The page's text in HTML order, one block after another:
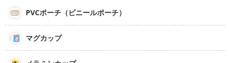
PVCポーチ（ビニールポーチ）
マグカップ